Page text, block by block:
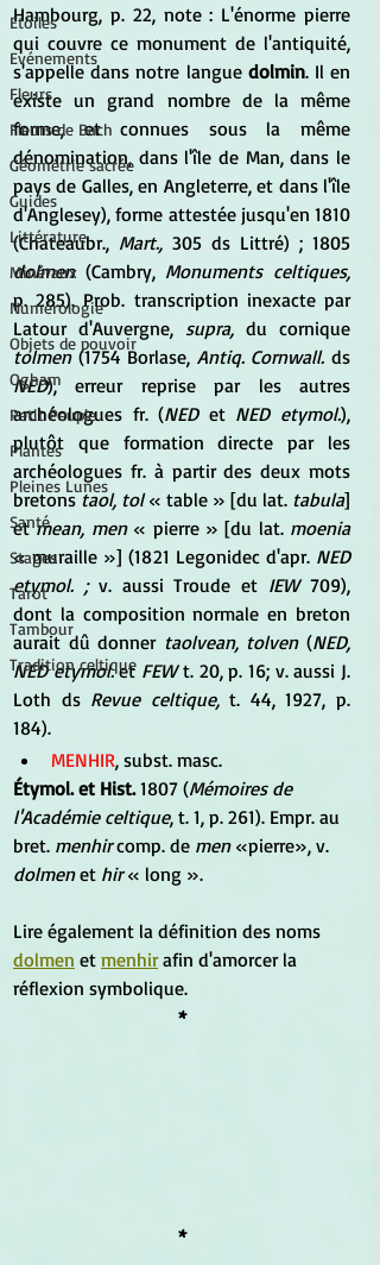
Etoiles
Evénements
Fleurs
Fleurs de Bach
Géométrie sacrée
Guides
Littérature
Minéraux
Numérologie
Objets de pouvoir
Ogham
Petit Peuple
Plantes
Pleines Lunes
Santé
Stages
Tarot
Tambour
Tradition celtique
Hambourg, p. 22, note : L'énorme pierre
qui couvre ce monument de l'antiquité,
s'appelle dans notre langue dolmin. Il en
existe un grand nombre de la même
forme, et connues sous la même
dénomination, dans l'île de Man, dans le
pays de Galles, en Angleterre, et dans l'île
d'Anglesey), forme attestée jusqu'en 1810
(Chateaubr., Mart.,
dolmen (Cambry, Monuments celtiques,
p. 285). Prob. transcription inexacte par
Latour d'Auvergne, supra,
tolmen (1754 Borlase, Antiq. Cornwall.
NED), erreur reprise par les autres
archéologues fr. (NED et NED etymol.),
plutôt que formation directe par les
archéologues fr. à partir des deux mots
bretons taol, tol « table » [du lat. tabula]
et mean, men « pierre » [du lat. moenia
« muraille »] (1821 Legonidec d'apr. NED
etymol. ; v. aussi Troude et IEW 709),
dont la composition normale en breton
aurait dû donner taolvean, tolven (NED,
NED etymol. et FEW t. 20, p. 16; v. aussi J.
Loth ds Revue celtique, t. 44, 1927, p.
184).
MENHIR, subst. masc.
Étymol. et Hist. 1807 (Mémoires de
l'Académie celtique, t. 1, p. 261). Empr. au
bret. menhir comp. de men «pierre», v.
dolmen et hir « long ».
Lire également la définition des noms
dolmen et menhir afin d'amorcer la
réflexion symbolique.
*
*